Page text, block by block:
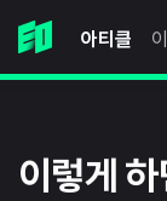
아티클
이렇게